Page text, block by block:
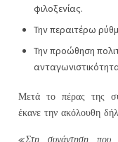
φιλοξενίας.
Την περαιτέρω
Την προώθηση
Μετά το πέρας της
έκανε την ακόλουθη
«Στη συνάντηση